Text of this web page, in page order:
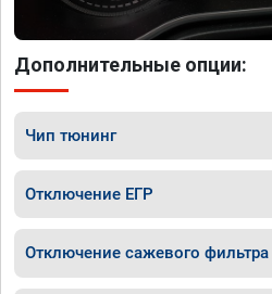
Дополнительные опции:
Чип тюнинг
Отключение ЕГР
Отключение сажевого фильтра